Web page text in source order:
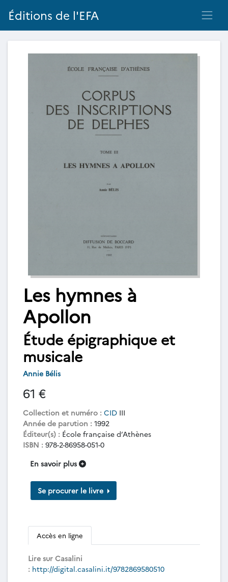
Éditions de l'EFA
Les hymnes à
Apollon
Étude épigraphique et
musicale
Annie Bélis
61 €
Collection et numéro : CID III
Année de parution : 1992
Éditeur(s) : École française d’Athènes
ISBN : 978-2-86958-051-0
En savoir plus
Se procurer le livre
Accès en ligne
Lire sur Casalini
: http://digital.casalini.it/9782869580510